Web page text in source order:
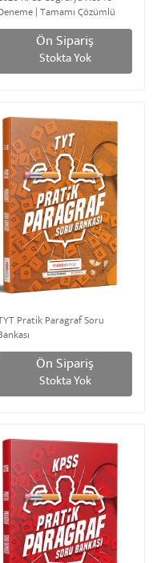
| Tamamı Çözümlü
Ön Sipariş
Stokta Yok
Pratik Paragraf Soru
Ön Sipariş
Stokta Yok